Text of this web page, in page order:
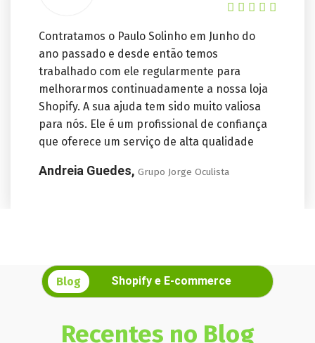
Contratamos o Paulo Solinho em Junho do
ano passado e desde então temos
trabalhado com ele regularmente para
melhorarmos continuadamente a nossa loja
Shopify. A sua ajuda tem sido muito valiosa
para nós. Ele é um profissional de confiança
que oferece um serviço de alta qualidade
Andreia Guedes, Grupo Jorge Oculista
Blog Shopify e E-commerce
Recentes no Blog